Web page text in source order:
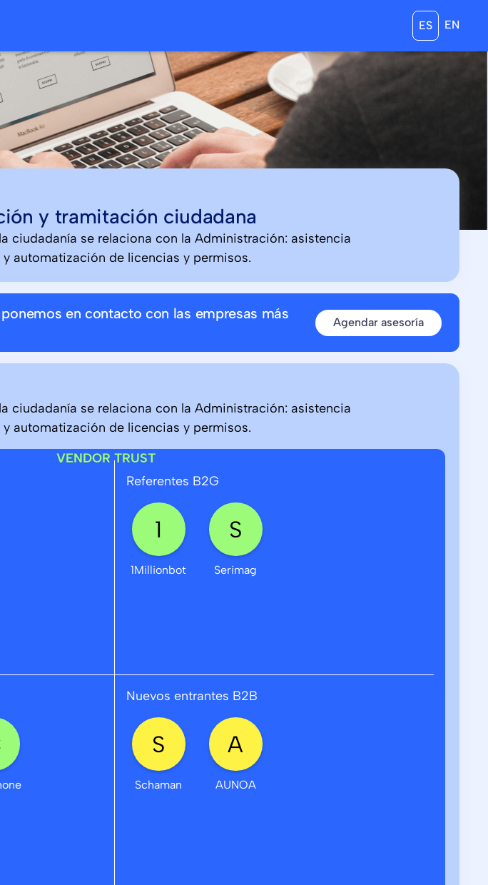
ES EN
y tramitación ciudadana
ciudadanía se relaciona con la Administración: asistencia
automatización de licencias y permisos.
en contacto con las empresas más
Agendar asesoría
ciudadanía se relaciona con la Administración: asistencia
automatización de licencias y permisos.
Referentes B2G
1Millionbot Serimag
Nuevos entrantes B2B
Schaman AUNOA
VENDOR TRUST